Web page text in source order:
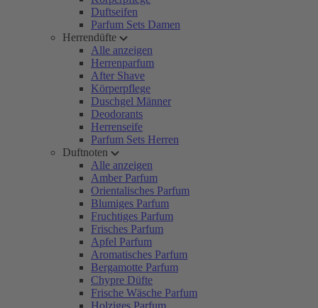
Duftseifen
Parfum Sets Damen
Herrendüfte
Alle anzeigen
Herrenparfum
After Shave
Körperpflege
Duschgel Männer
Deodorants
Herrenseife
Parfum Sets Herren
Duftnoten
Alle anzeigen
Amber Parfum
Orientalisches Parfum
Blumiges Parfum
Fruchtiges Parfum
Frisches Parfum
Apfel Parfum
Aromatisches Parfum
Bergamotte Parfum
Chypre Düfte
Frische Wäsche Parfum
Holziges Parfum